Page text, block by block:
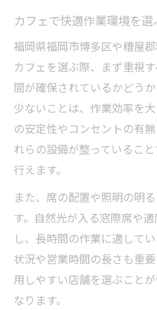
カフェで快適作業環境を
福岡県福岡市博多区や糟屋
カフェを選ぶ際、まず重視
間が確保されているかどう
少ないことは、作業効率を
の安定性やコンセントの有
れらの設備が整っているこ
行えます。
また、席の配置や照明の明
す。自然光が入る窓際席や
し、長時間の作業に適して
状況や営業時間の長さも重
用しやすい店舗を選ぶこと
なります。